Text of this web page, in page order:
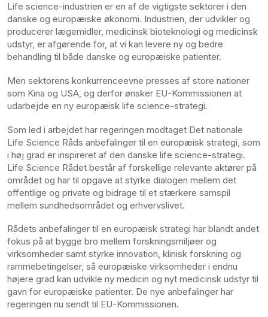
Life science-industrien er en af de vigtigste sektorer i den
danske og europæiske økonomi. Industrien, der udvikler og
producerer lægemidler, medicinsk bioteknologi og medicinsk
udstyr, er afgørende for, at vi kan levere ny og bedre
behandling til både danske og europæiske patienter.
Men sektorens konkurrenceevne presses af store nationer
som Kina og USA, og derfor ønsker EU-Kommissionen at
udarbejde en ny europæisk life science-strategi.
Som led i arbejdet har regeringen modtaget Det nationale
Life Science Råds anbefalinger til en europæisk strategi, som
i høj grad er inspireret af den danske life science-strategi.
Life Science Rådet består af forskellige relevante aktører på
området og har til opgave at styrke dialogen mellem det
offentlige og private og bidrage til et stærkere samspil
mellem sundhedsområdet og erhvervslivet.
Rådets anbefalinger til en europæisk strategi har blandt andet
fokus på at bygge bro mellem forskningsmiljøer og
virksomheder samt styrke innovation, klinisk forskning og
rammebetingelser, så europæiske virksomheder i endnu
højere grad kan udvikle ny medicin og nyt medicinsk udstyr til
gavn for europæiske patienter. De nye anbefalinger har
regeringen nu sendt til EU-Kommissionen.